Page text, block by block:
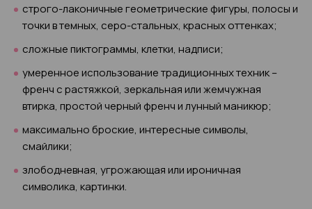
строго-лаконичные геометрические фигуры, полосы и
точки в темных, серо-стальных, красных оттенках;
сложные пиктограммы, клетки, надписи;
умеренное использование традиционных техник –
френч с растяжкой, зеркальная или жемчужная
втирка, простой черный френч и лунный маникюр;
максимально броские, интересные символы,
смайлики;
злободневная, угрожающая или ироничная
символика, картинки.